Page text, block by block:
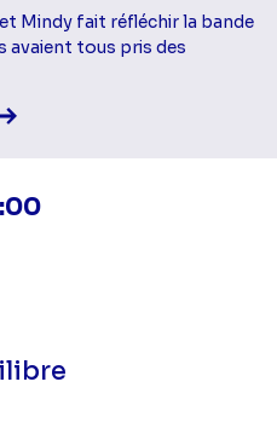
Mindy fait réfléchir la bande
avaient tous pris des
Voir la fiche diffusion